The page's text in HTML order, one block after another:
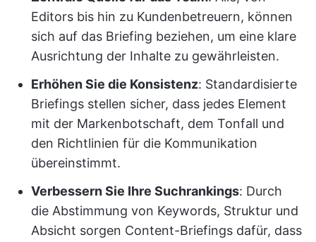
Editors bis hin zu Kundenbetreuern, können
sich auf das Briefing beziehen, um eine klare
Ausrichtung der Inhalte zu gewährleisten.
Erhöhen Sie die Konsistenz: Standardisierte
Briefings stellen sicher, dass jedes Element
mit der Markenbotschaft, dem Tonfall und
den Richtlinien für die Kommunikation
übereinstimmt.
Verbessern Sie Ihre Suchrankings: Durch
die Abstimmung von Keywords, Struktur und
Absicht sorgen Content-Briefings dafür, dass